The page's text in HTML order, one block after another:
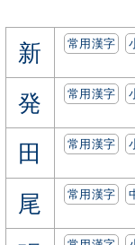
新 常用漢字
発 常用漢字
田 常用漢字
尾 常用漢字